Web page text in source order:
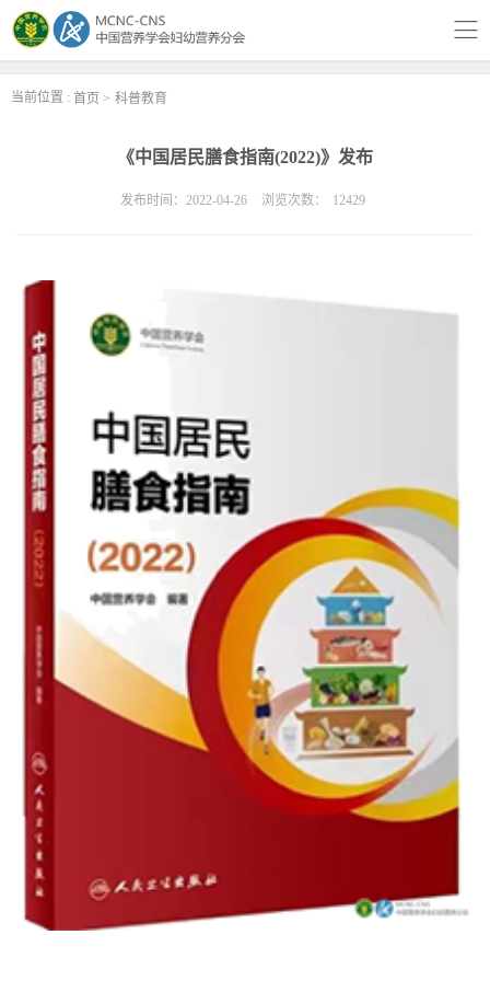
当前位置 : 首页 科普教育
《中国居民膳食指南(2022)》发布
发布时间：2022-04-26 浏览次数： 12429